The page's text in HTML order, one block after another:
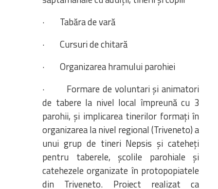
· Tabăra de vară
· Cursuri de chitară
· Organizarea hramului parohiei
· Formare de voluntari și animatori
de tabere la nivel local împreună cu 3
parohii, și implicarea tinerilor formați în
organizarea la nivel regional (Triveneto) a
unui grup de tineri Nepsis și cateheți
pentru taberele, școlile parohiale și
catehezele organizate în protopopiatele
din Triveneto. Proiect realizat ca